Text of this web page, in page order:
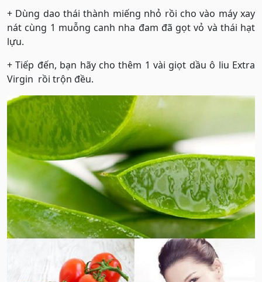
+ Dùng dao thái thành miếng nhỏ rồi cho vào máy xay
nát cùng 1 muỗng canh nha đam đã gọt vỏ và thái hạt
lựu.
+ Tiếp đến, bạn hãy cho thêm 1 vài giọt dầu ô liu Extra
Virgin rồi trộn đều.